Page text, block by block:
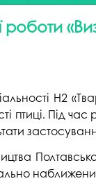
освіта без
Оплата
Практика
Н2
птиці. Під